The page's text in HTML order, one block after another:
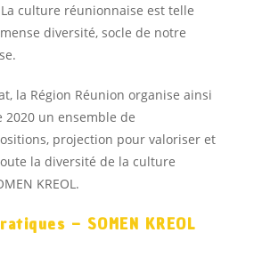
culture réunionnaise est telle
diversité, socle de notre
la Région Réunion organise ainsi
2020 un ensemble de
projection pour valoriser et
la diversité de la culture
KREOL.
– SOMEN KREOL